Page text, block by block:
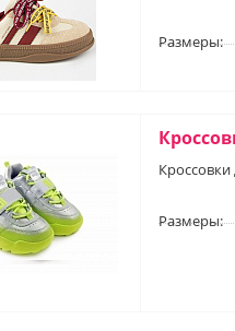
Размеры:
Размеры: